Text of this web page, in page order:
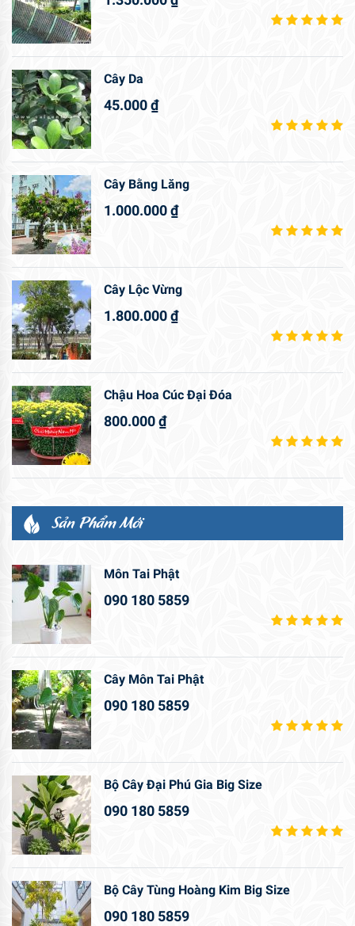
Cây Da
45.000₫
Cây Bằng Lăng
1.000.000₫
Cây Lộc Vừng
1.800.000₫
Chậu Hoa Cúc Đại Đóa
800.000₫
Sản Phẩm Mới
Môn Tai Phật
090 180 5859
Cây Môn Tai Phật
090 180 5859
Bộ Cây Đại Phú Gia Big Size
090 180 5859
Bộ Cây Tùng Hoàng Kim Big Size
090 180 5859